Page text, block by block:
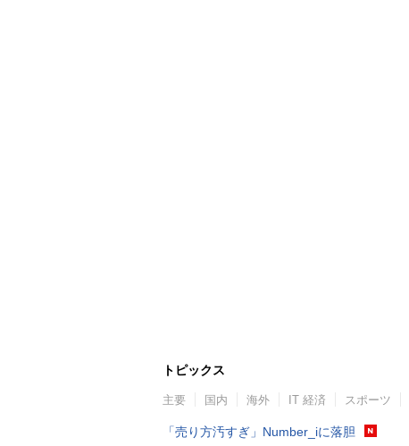
トピックス
主要 国内 海外 IT 経済 スポーツ
「売り方汚すぎ」Number_iに落胆